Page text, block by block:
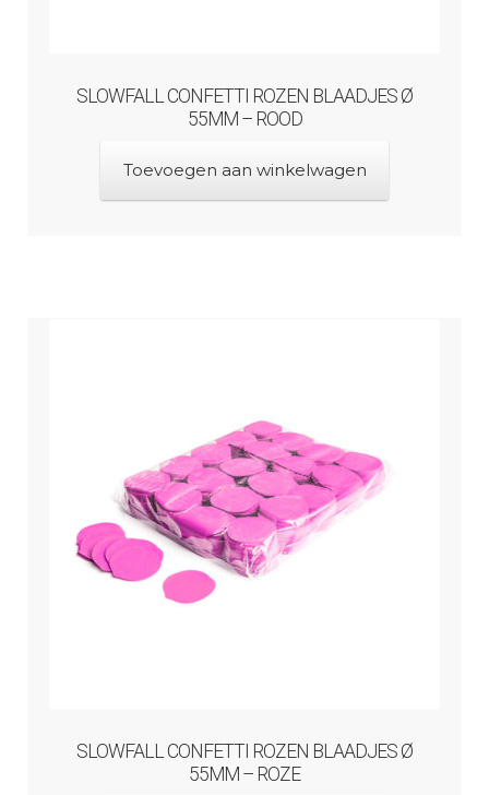
SLOWFALL CONFETTI ROZEN BLAADJES Ø
55MM – ROOD
Toevoegen aan winkelwagen
SLOWFALL CONFETTI ROZEN BLAADJES Ø
55MM – ROZE